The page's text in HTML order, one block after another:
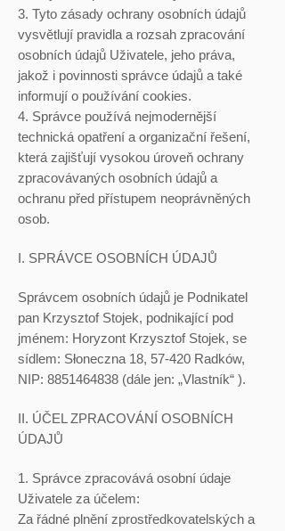
3. Tyto zásady ochrany osobních údajů
vysvětlují pravidla a rozsah zpracování
osobních údajů Uživatele, jeho práva,
jakož i povinnosti správce údajů a také
informují o používání cookies.
4. Správce používá nejmodernější
technická opatření a organizační řešení,
která zajišťují vysokou úroveň ochrany
zpracovávaných osobních údajů a
ochranu před přístupem neoprávněných
osob.
I. SPRÁVCE OSOBNÍCH ÚDAJŮ
Správcem osobních údajů je Podnikatel
pan Krzysztof Stojek, podnikající pod
jménem: Horyzont Krzysztof Stojek, se
sídlem: Słoneczna 18, 57-420 Radków,
NIP: 8851464838 (dále jen: „Vlastník“ ).
II. ÚČEL ZPRACOVÁNÍ OSOBNÍCH
ÚDAJŮ
1. Správce zpracovává osobní údaje
Uživatele za účelem:
Za řádné plnění zprostředkovatelských a